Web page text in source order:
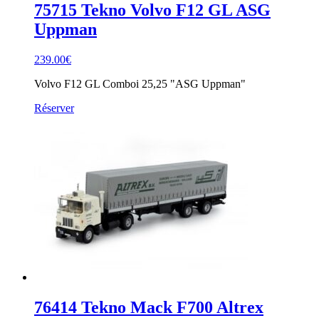
75715 Tekno Volvo F12 GL ASG
Uppman
239.00€
Volvo F12 GL Comboi 25,25 "ASG Uppman"
Réserver
76414 Tekno Mack F700 Altrex